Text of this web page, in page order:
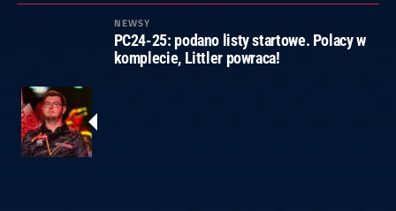
NEWSY
PC24-25: podano listy startowe. Polacy w
komplecie, Littler powraca!